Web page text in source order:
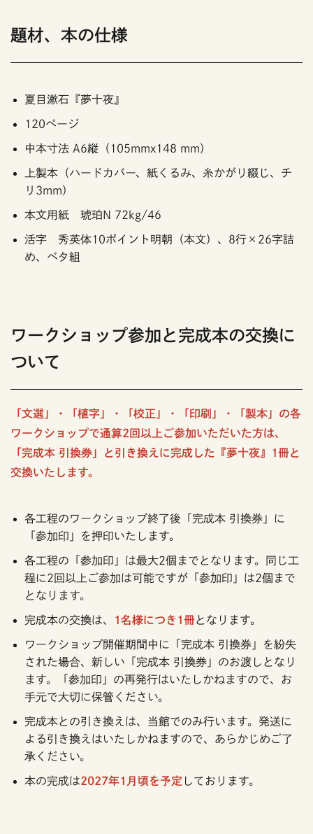
題材、本の仕様
夏目漱石『夢十夜』
120ページ
中本寸法 A6縦（105mmx148 mm）
上製本（ハードカバー、紙くるみ、糸かがり綴じ、チ
リ3mm）
本文用紙 琥珀N 72kg/46
活字 秀英体10ポイント明朝（本文）、8行×26字詰
め、ベタ組
ワークショップ参加と完成本の交換に
ついて
「文選」・「植字」・「校正」・「印刷」・「製本」の各
ワークショップで通算2回以上ご参加いただいた方は、
「完成本 引換券」と引き換えに完成した『夢十夜』1冊と
交換いたします。
各工程のワークショップ終了後「完成本 引換券」に
「参加印」を押印いたします。
各工程の「参加印」は最大2個までとなります。同じ工
程に2回以上ご参加は可能ですが「参加印」は2個まで
となります。
完成本の交換は、 1名様につき1冊となります。
ワークショップ開催期間中に「完成本 引換券」を紛失
された場合、新しい「完成本 引換券」のお渡しとなり
ます。「参加印」の再発行はいたしかねますので、お
手元で大切に保管ください。
完成本との引き換えは、当館でのみ行います。発送に
よる引き換えはいたしかねますので、あらかじめご了
承ください。
本の完成は2027年1月頃を予定 しております。